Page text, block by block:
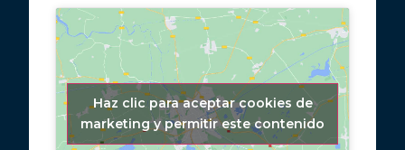
Haz clic para aceptar cookies de
marketing y permitir este contenido